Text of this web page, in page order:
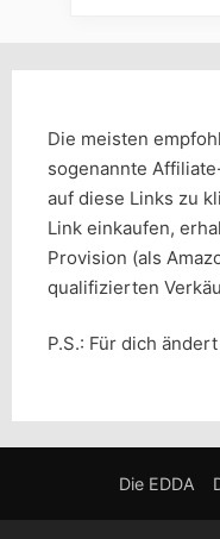
Die meisten
sogenannte
auf diese Links zu
Link einkaufen,
Provision (als
qualifizierten
P.S.: Für dich
Die EDDA